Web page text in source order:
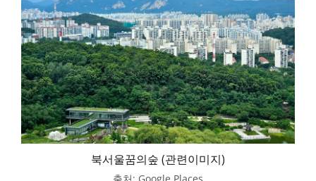
북서울꿈의숲 (관련이미지)